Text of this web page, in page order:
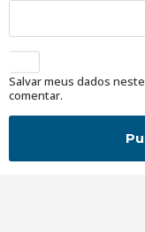
Salvar meus dados
comentar.